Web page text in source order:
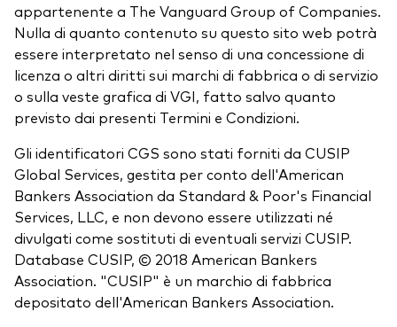
appartenente a The Vanguard Group of Companies.
Nulla di quanto contenuto su questo sito web potrà
essere interpretato nel senso di una concessione di
licenza o altri diritti sui marchi di fabbrica o di servizio
o sulla veste grafica di VGI, fatto salvo quanto
previsto dai presenti Termini e Condizioni.
Gli identificatori CGS sono stati forniti da CUSIP
Global Services, gestita per conto dell'American
Bankers Association da Standard & Poor's Financial
Services, LLC, e non devono essere utilizzati né
divulgati come sostituti di eventuali servizi CUSIP.
Database CUSIP, © 2018 American Bankers
Association. "CUSIP" è un marchio di fabbrica
depositato dell'American Bankers Association.